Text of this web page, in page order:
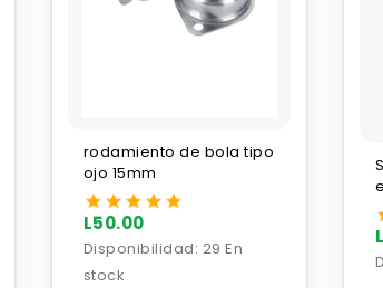
rodamiento de bola tipo
ojo 15mm
L50.00
Disponibilidad: 29 En
stock